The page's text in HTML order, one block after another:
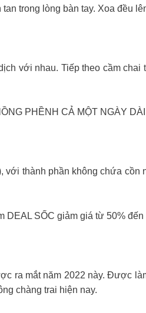
trong lòng bàn tay. Xoa đều
với nhau. Tiếp theo cầm
PHỀNH CẢ MỘT NGÀY
thành phần không chứa
SỐC giảm giá từ 50% đến
ra mắt năm 2022 này. Được
chàng trai hiện nay.